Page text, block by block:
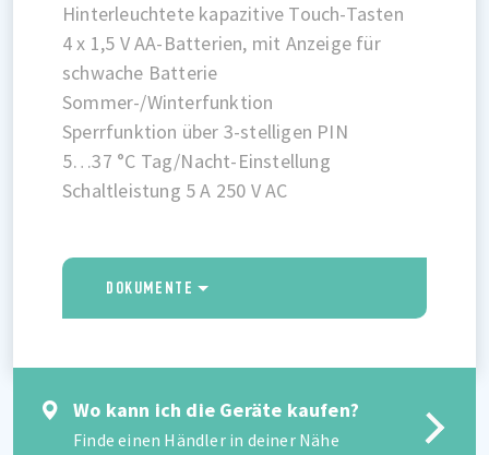
Hinterleuchtete kapazitive Touch-Tasten
4 x 1,5 V AA-Batterien, mit Anzeige für
schwache Batterie
Sommer-/Winterfunktion
Sperrfunktion über 3-stelligen PIN
5…37 °C Tag/Nacht-Einstellung
Schaltleistung 5 A 250 V AC
DOKUMENTE
Wo kann ich die Geräte kaufen?
Finde einen Händler in deiner Nähe